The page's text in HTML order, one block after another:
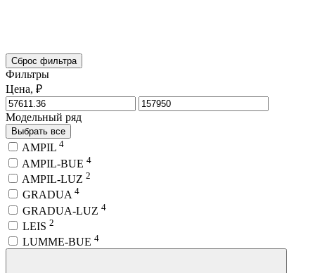
Сброс фильтра
Фильтры
Цена, ₽
Модельный ряд
Выбрать все
AMPIL 4
AMPIL-BUE 4
AMPIL-LUZ 2
GRADUA 4
GRADUA-LUZ 4
LEIS 2
LUMME-BUE 4